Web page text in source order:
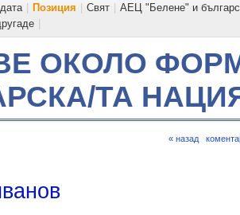
Позиция Свят
АЕЦ "Белене" и
ОКОЛО
ТА
« назад